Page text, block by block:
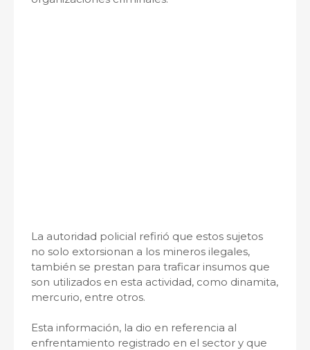
La autoridad policial refirió que estos sujetos
no solo extorsionan a los mineros ilegales,
también se prestan para traficar insumos que
son utilizados en esta actividad, como dinamita,
mercurio, entre otros.
Esta información, la dio en referencia al
enfrentamiento registrado en el sector y que